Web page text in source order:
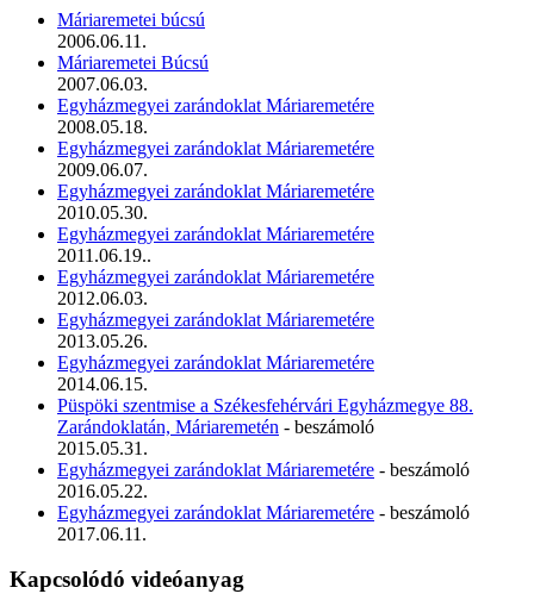
Máriaremetei búcsú
2006.06.11.
Máriaremetei Búcsú
2007.06.03.
Egyházmegyei zarándoklat Máriaremetére
2008.05.18.
Egyházmegyei zarándoklat Máriaremetére
2009.06.07.
Egyházmegyei zarándoklat Máriaremetére
2010.05.30.
Egyházmegyei zarándoklat Máriaremetére
2011.06.19..
Egyházmegyei zarándoklat Máriaremetére
2012.06.03.
Egyházmegyei zarándoklat Máriaremetére
2013.05.26.
Egyházmegyei zarándoklat Máriaremetére
2014.06.15.
Püspöki szentmise a Székesfehérvári Egyházmegye 88.
Zarándoklatán, Máriaremetén - beszámoló
2015.05.31.
Egyházmegyei zarándoklat Máriaremetére - beszámoló
2016.05.22.
Egyházmegyei zarándoklat Máriaremetére - beszámoló
2017.06.11.
Kapcsolódó videóanyag